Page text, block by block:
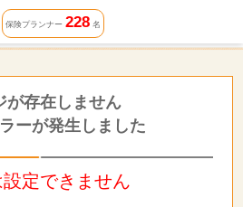
保険プランナー 228名
が存在しません
ーが発生しました
定できません